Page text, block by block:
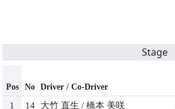
Stage
Pos No Driver / Co-Driver
1 14 大竹 直生 / 橋本 美咲